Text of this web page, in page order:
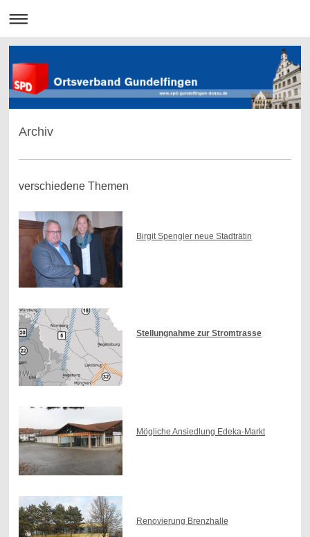
Archiv
verschiedene Themen
Birgit Spengler neue Stadträtin
Stellungnahme zur Stromtrasse
Mögliche Ansiedlung Edeka-Markt
Renovierung Brenzhalle